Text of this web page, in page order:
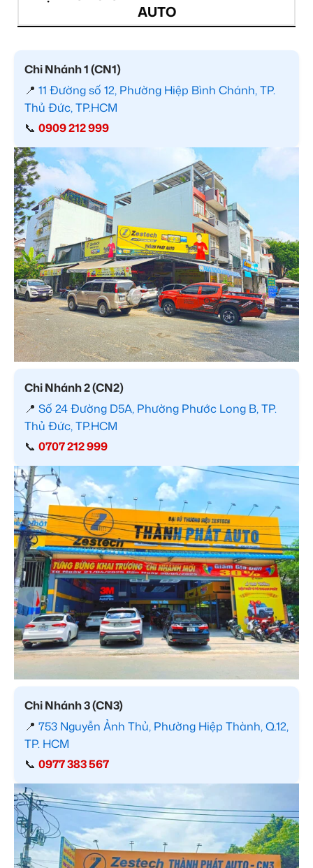
AUTO
Chi Nhánh 1 (CN1)
📍 11 Đường số 12, Phường Hiệp Bình Chánh, TP.
Thủ Đức, TP.HCM
📞 0909 212 999
Chi Nhánh 2 (CN2)
📍 Số 24 Đường D5A, Phường Phước Long B, TP.
Thủ Đức, TP.HCM
📞 0707 212 999
Chi Nhánh 3 (CN3)
📍 753 Nguyễn Ảnh Thủ, Phường Hiệp Thành, Q.12,
TP. HCM
📞 0977 383 567